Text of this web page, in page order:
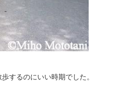
するのにいい時期でした。